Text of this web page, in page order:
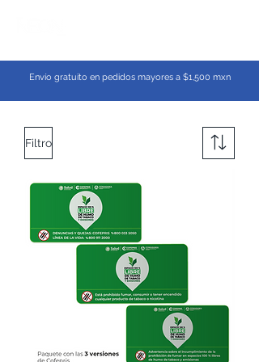
Envío gratuito en pedidos mayores a $1,500 mxn
Filtro